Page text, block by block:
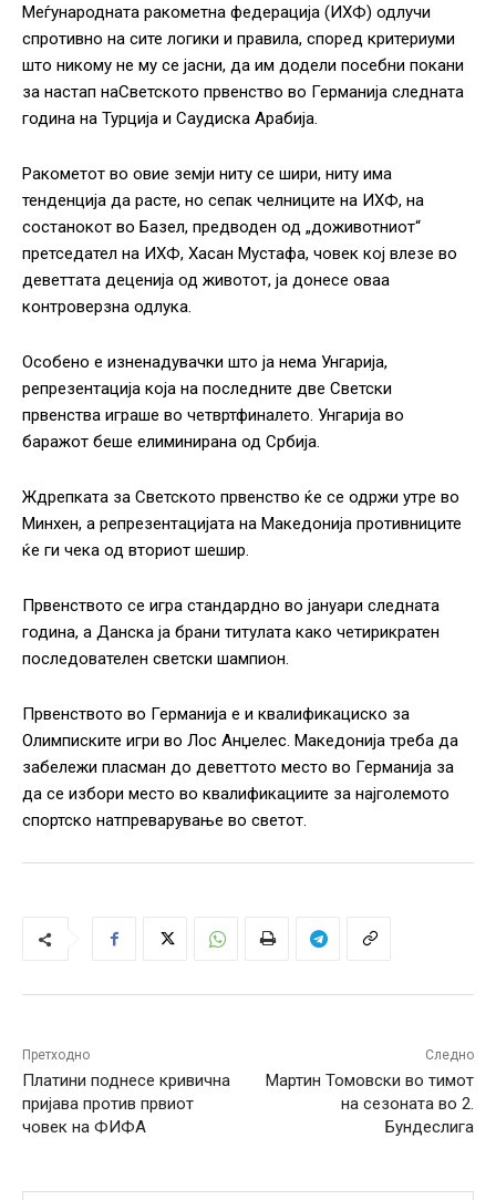
Меѓународната ракометна федерација (ИХФ) одлучи
спротивно на сите логики и правила, според критериуми
што никому не му се јасни, да им додели посебни покани
за настап наСветското првенство во Германија следната
година на Турција и Саудиска Арабија.
Ракометот во овие земји ниту се шири, ниту има
тенденција да расте, но сепак челниците на ИХФ, на
состанокот во Базел, предводен од „доживотниот“
претседател на ИХФ, Хасан Мустафа, човек кој влезе во
деветтата деценија од животот, ја донесе оваа
контроверзна одлука.
Особено е изненадувачки што ја нема Унгарија,
репрезентација која на последните две Светски
првенства играше во четвртфиналето. Унгарија во
баражот беше елиминирана од Србија.
Ждрепката за Светското првенство ќе се одржи утре во
Минхен, а репрезентацијата на Македонија противниците
ќе ги чека од вториот шешир.
Првенството се игра стандардно во јануари следната
година, а Данска ја брани титулата како четирикратен
последователен светски шампион.
Првенството во Германија е и квалификациско за
Олимписките игри во Лос Анџелес. Македонија треба да
забележи пласман до деветтото место во Германија за
да се избори место во квалификациите за најголемото
спортско натпреварување во светот.
Претходно
Платини поднесе кривична
пријава против првиот
човек на ФИФА
Следно
Мартин Томовски во тимот
на сезоната во 2.
Бундеслига